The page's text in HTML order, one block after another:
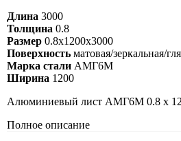
Длина 3000
Толщина 0.8
Размер 0.8х1200х3000
Поверхность матовая/зеркальная/
Марка стали АМГ6М
Ширина 1200
Алюминиевый лист АМГ6М 0.8 х
Полное описание